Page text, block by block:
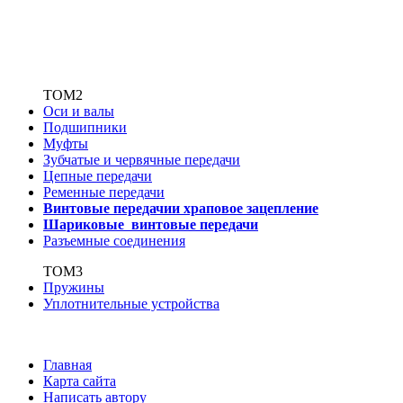
ТОМ2
Оси и валы
Подшипники
Муфты
Зубчатые и червячные передачи
Цепные передачи
Ременные передачи
Винтовые передачии храповое зацепление
Шариковые винтовые передачи
Разъемные соединения
ТОМ3
Пружины
Уплотнительные устройства
Главная
Карта сайта
Написать автору